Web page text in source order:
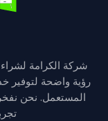
شركة الكرامة
رؤية واضحة لتوفير
المستعمل. نحن نفخر